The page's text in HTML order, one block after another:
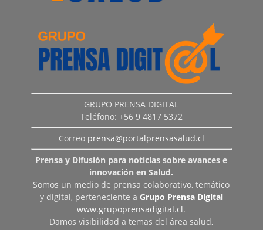
GRUPO PRENSA DIGITAL
Teléfono: +56 9 4817 5372
Correo prensa@portalprensasalud.cl
Prensa y Difusión para noticias sobre avances e
innovación en Salud.
Somos un medio de prensa colaborativo, temático
y digital, perteneciente a Grupo Prensa Digital
www.grupoprensadigital.cl.
Damos visibilidad a temas del área salud,